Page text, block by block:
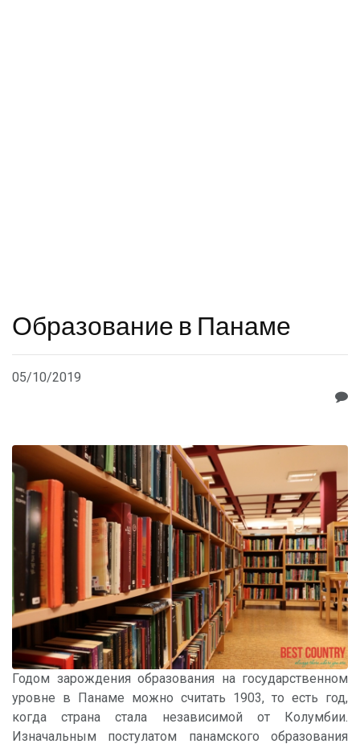
Образование в Панаме
05/10/2019
Годом зарождения образования на государственном
уровне в Панаме можно считать 1903, то есть год,
когда страна стала независимой от Колумбии.
Изначальным постулатом панамского образования